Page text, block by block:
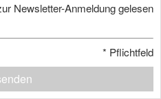
Newsletter-Anmeldung gelesen
* Pflichtfeld